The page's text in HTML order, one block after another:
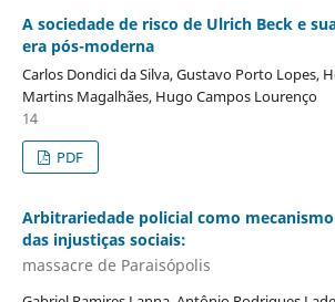
A sociedade de risco de Ulrich Beck e
era pós-moderna
Carlos Dondici da Silva, Gustavo Porto Lopes,
Martins Magalhães, Hugo Campos Lourenço
14
PDF
Arbitrariedade policial como
das injustiças sociais:
massacre de Paraisópolis